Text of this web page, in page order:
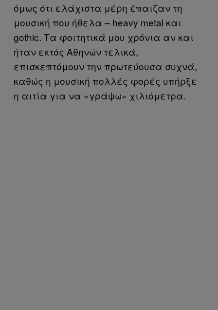
όμως ότι ελάχιστα μέρη έπαιζαν τη
μουσική που ήθελα – heavy metal και
gothic. Τα φοιτητικά μου χρόνια αν και
ήταν εκτός Αθηνών τελικά,
επισκεπτόμουν την πρωτεύουσα συχνά,
καθώς η μουσική πολλές φορές υπήρξε
η αιτία για να «γράψω» χιλιόμετρα.